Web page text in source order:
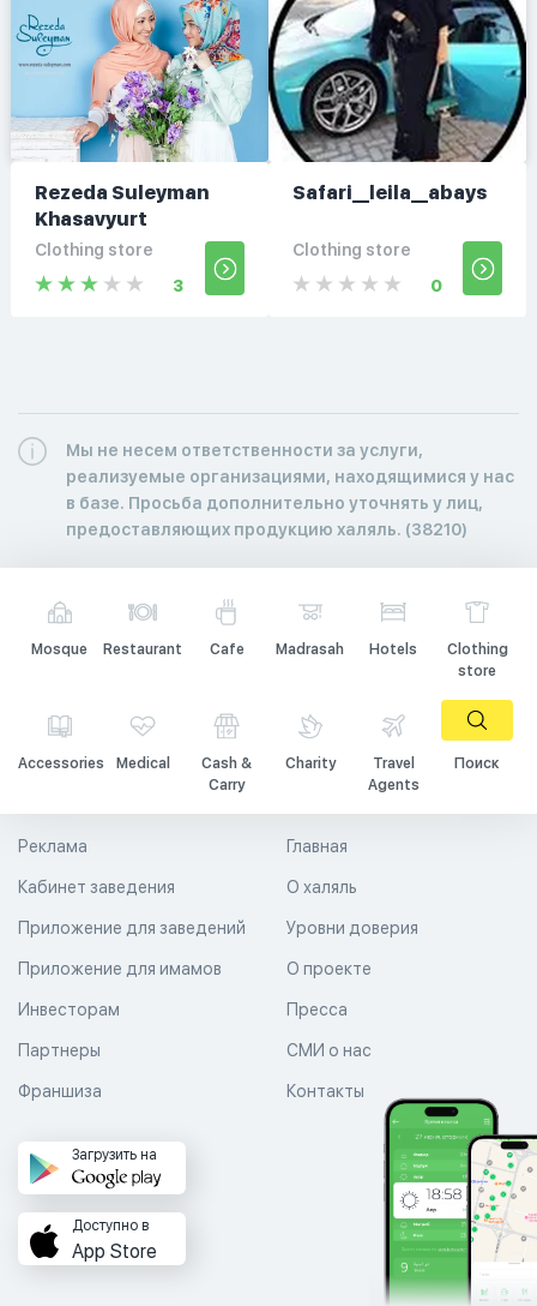
Rezeda Suleyman
Khasavyurt
Clothing store
3
Safari__leila__abays
Clothing store
0
Мы не несем ответственности за услуги,
реализуемые организациями, находящимися у нас
в базе. Просьба дополнительно уточнять у лиц,
предоставляющих продукцию халяль. (38210)
Mosque Restaurant Cafe Madrasah Hotels
Clothing
store
Accessories Medical
Cash &
Carry
Charity
Travel
Agents
Поиск
Главная
О халяль
Уровни доверия
Реклама
Кабинет заведения
Приложение для заведений
Приложение для имамов О проекте
Пресса
СМИ о нас
Контакты
Инвесторам
Партнеры
Франшиза
Загрузить на
Доступно в
App Store